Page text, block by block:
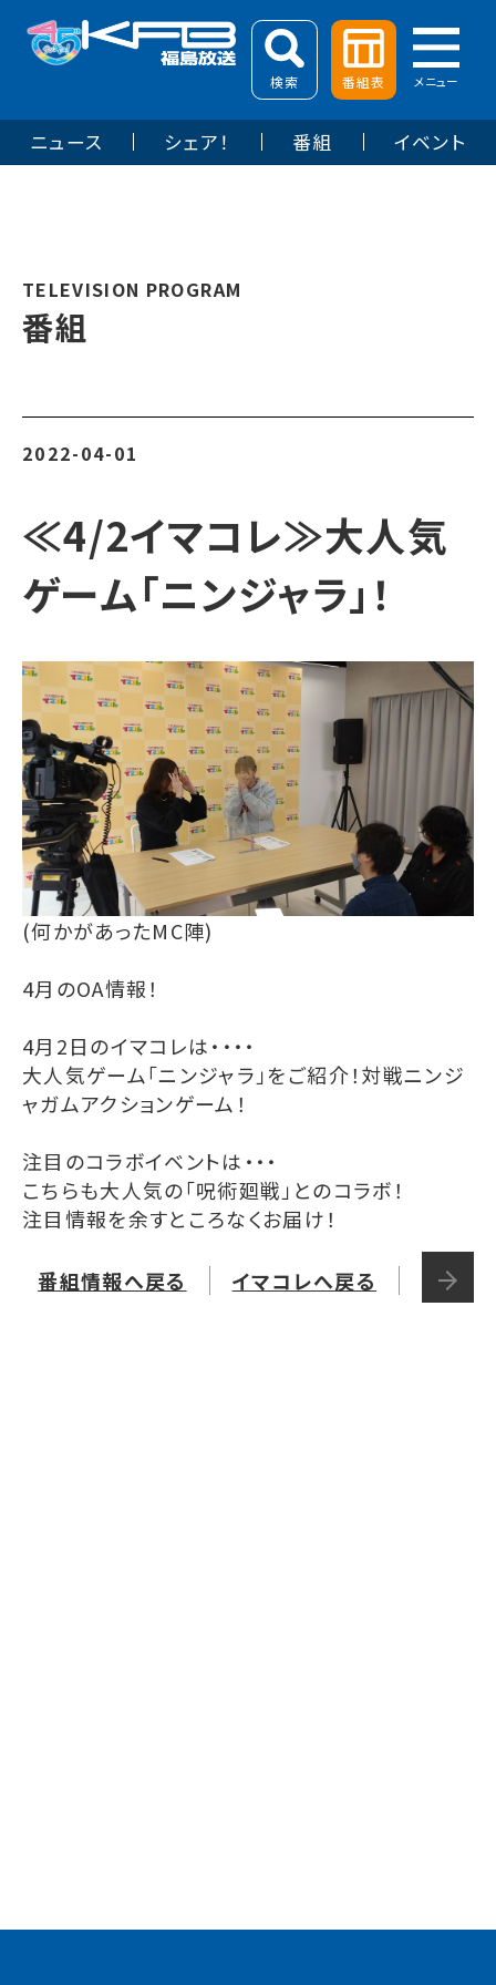
検索 番組表 メニュー
ニュース シェア！ 番組 イベント
TELEVISION PROGRAM
番組
2022-04-01
≪4/2イマコレ≫大人気
ゲーム「ニンジャラ」！
(何かがあったMC陣)
4月のOA情報！
4月2日のイマコレは・・・・
大人気ゲーム「ニンジャラ」をご紹介！対戦ニンジ
ャガムアクションゲーム！
注目のコラボイベントは・・・
こちらも大人気の「呪術廻戦」とのコラボ！
注目情報を余すところなくお届け！
イマコレへ戻る
番組情報へ戻る